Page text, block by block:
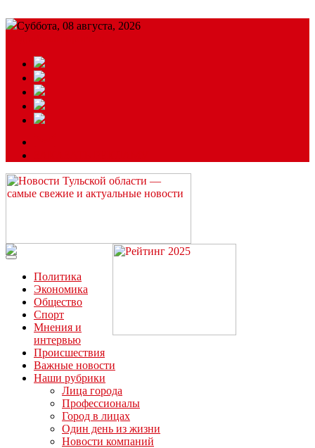
Суббота, 08 августа, 2026
Читайте последние новости дня в Тульской области на сайте
“ЗаНовомосковск”
Политика
Экономика
Общество
Спорт
Мнения и
интервью
Происшествия
Важные новости
Наши рубрики
Лица города
Профессионалы
Город в лицах
Один день из жизни
Новости компаний